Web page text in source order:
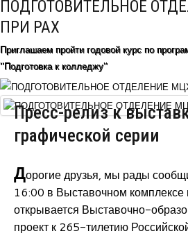
Подготовка
Образование
Доп. образование
Курсы повышения квалификации
Центр непрерывного образования
Конкурсы
Творческий инкубатор
ПОДГОТОВИТЕЛЬНОЕ
ПРИ РАХ
Приглашаем пройти годовой курс по
"Подготовка к колледжу"
Пресс-релиз к
графической серии
Дорогие друзья, мы рады
16:00 в Выставочном
открывается Выставочно-
проект к 265-тилетию